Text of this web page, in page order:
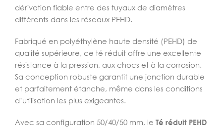
dérivation fiable entre des tuyaux de diamètres
différents dans les réseaux PEHD.
Fabriqué en polyéthylène haute densité (PEHD) de
qualité supérieure, ce té réduit offre une excellente
résistance à la pression, aux chocs et à la corrosion.
Sa conception robuste garantit une jonction durable
et parfaitement étanche, même dans les conditions
d’utilisation les plus exigeantes.
Avec sa configuration 50/40/50 mm, le Té réduit PEHD